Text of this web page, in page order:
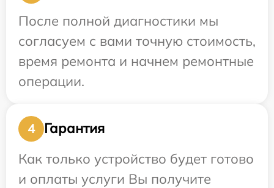
После полной диагностики мы
согласуем с вами точную стоимость,
время ремонта и начнем ремонтные
операции.
4
Гарантия
Как только устройство будет готово
и оплаты услуги Вы получите